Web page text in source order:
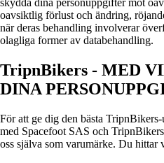
skydda dina personuppgifter mot
oavsiktlig förlust och ändring,
när deras behandling involverar
olagliga former av databehandling.
TripnBikers - MED
DINA
För att ge dig den bästa
med Spacefoot SAS och
oss själva som varumärke. Du hittar